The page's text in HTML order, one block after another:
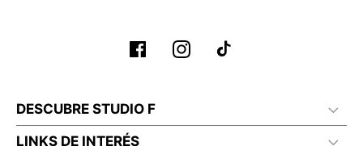
DESCUBRE STUDIO F
LINKS DE INTERÉS